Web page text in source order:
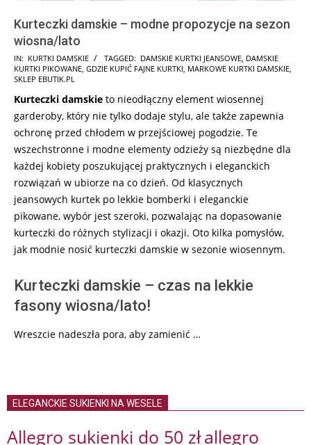
Kurteczki damskie – modne propozycje na sezon
wiosna/lato
2026-
02-
IN: KURTKI DAMSKIE TAGGED: DAMSKIE KURTKI JEANSOWE, DAMSKIE
KURTKI PIKOWANE, GDZIE KUPIĆ FAJNE KURTKI, MARKOWE KURTKI DAMSKIE,
SKLEP EBUTIK.PL
Kurteczki damskie to nieodłączny element wiosennej
garderoby, który nie tylko dodaje stylu, ale także zapewnia
ochronę przed chłodem w przejściowej pogodzie. Te
wszechstronne i modne elementy odzieży są niezbędne dla
każdej kobiety poszukującej praktycznych i eleganckich
rozwiązań w ubiorze na co dzień. Od klasycznych
jeansowych kurtek po lekkie bomberki i eleganckie
pikowane, wybór jest szeroki, pozwalając na dopasowanie
kurteczki do różnych stylizacji i okazji. Oto kilka pomysłów,
jak modnie nosić kurteczki damskie w sezonie wiosennym.
Kurteczki damskie – czas na lekkie
fasony wiosna/lato!
Wreszcie nadeszła pora, aby zamienić …
ELEGANCKIE SUKIENKI NA WESELE
Allegro sukienki do 50 złallegro